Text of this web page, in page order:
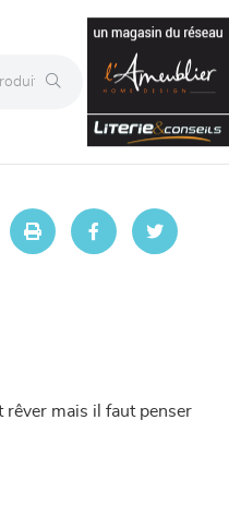
rêver mais il faut penser